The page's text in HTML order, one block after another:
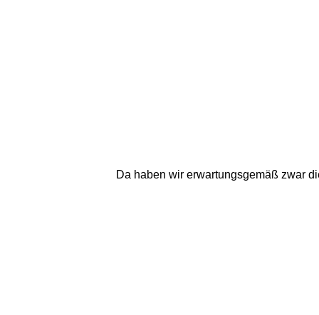
Da haben wir erwartungsgemäß zwar